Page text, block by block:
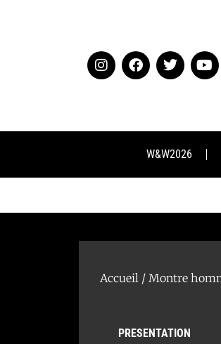
W&W2026
Accueil / Montre
PRESENTATION